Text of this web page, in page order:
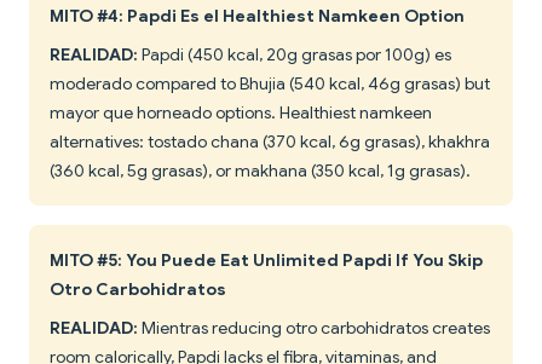
MITO #4: Papdi Es el Healthiest Namkeen Option
REALIDAD: Papdi (450 kcal, 20g grasas por 100g) es
moderado compared to Bhujia (540 kcal, 46g grasas) but
mayor que horneado options. Healthiest namkeen
alternatives: tostado chana (370 kcal, 6g grasas), khakhra
(360 kcal, 5g grasas), or makhana (350 kcal, 1g grasas).
MITO #5: You Puede Eat Unlimited Papdi If You Skip
Otro Carbohidratos
REALIDAD: Mientras reducing otro carbohidratos creates
room calorically, Papdi lacks el fibra, vitaminas, and